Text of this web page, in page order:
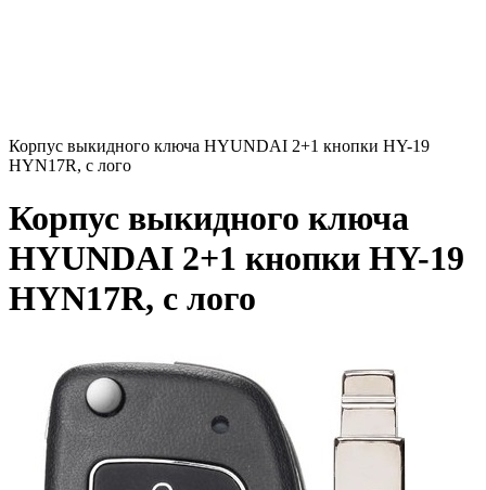
Корпус выкидного ключа HYUNDAI 2+1 кнопки HY-19
HYN17R, с лого
Корпус выкидного ключа
HYUNDAI 2+1 кнопки HY-19
HYN17R, с лого